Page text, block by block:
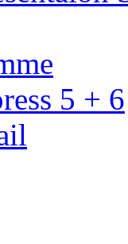
5 + 6